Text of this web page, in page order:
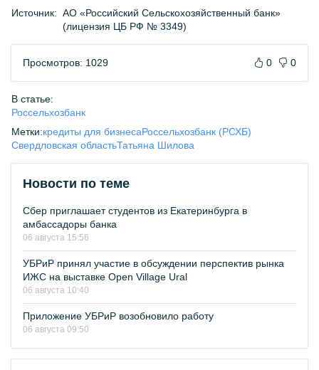
Источник: АО «Российский Сельскохозяйственный банк»
(лицензия ЦБ РФ № 3349)
Просмотров: 1029 0 0
В статье:
Россельхозбанк
Метки:кредиты для бизнесаРоссельхозбанк (РСХБ)
Свердловская областьТатьяна Шилова
Новости по теме
Сбер приглашает студентов из Екатеринбурга в
амбассадоры банка
06 августа 15:56
УБРиР принял участие в обсуждении перспектив рынка
ИЖС на выставке Open Village Ural
06 августа 10:40
Приложение УБРиР возобновило работу
06 августа 09:50